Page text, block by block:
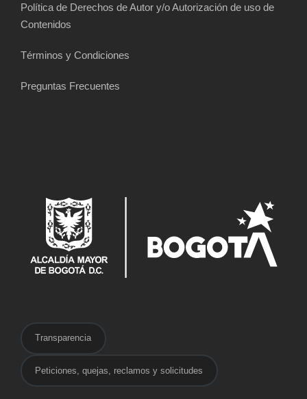
Política de Derechos de Autor y/o Autorización de uso de
Contenidos
Términos y Condiciones
Preguntas Frecuentes
Transparencia
Peticiones, quejas, reclamos y solicitudes